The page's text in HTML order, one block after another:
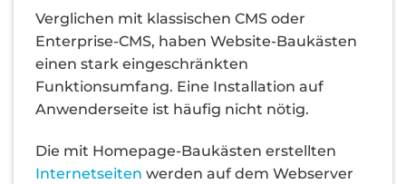
Verglichen mit klassischen CMS oder
Enterprise-CMS, haben Website-Baukästen
einen stark eingeschränkten
Funktionsumfang. Eine Installation auf
Anwenderseite ist häufig nicht nötig.
Die mit Homepage-Baukästen erstellten
Internetseiten werden auf dem Webserver